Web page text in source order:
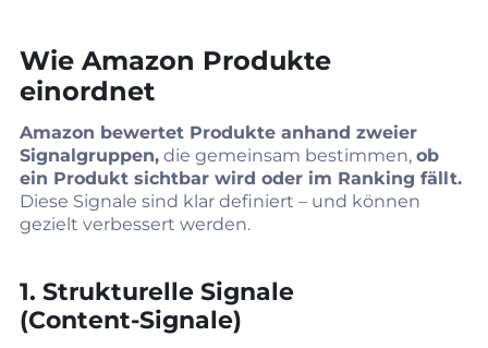
Wie Amazon Produkte
einordnet
Amazon bewertet Produkte anhand zweier
Signalgruppen, die gemeinsam bestimmen, ob
ein Produkt sichtbar wird oder im Ranking fällt.
Diese Signale sind klar definiert – und können
gezielt verbessert werden.
1. Strukturelle Signale
(Content‑Signale)